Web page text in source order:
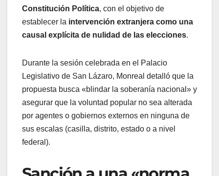
Constitución Política, con el objetivo de
establecer la intervención extranjera como una
causal explícita de nulidad de las elecciones.
Durante la sesión celebrada en el Palacio
Legislativo de San Lázaro, Monreal detalló que la
propuesta busca «blindar la soberanía nacional» y
asegurar que la voluntad popular no sea alterada
por agentes o gobiernos externos en ninguna de
sus escalas (casilla, distrito, estado o a nivel
federal).